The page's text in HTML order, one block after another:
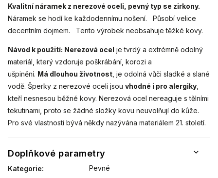
Kvalitní náramek z nerezové oceli, pevný typ se zirkony.
Náramek se hodí ke každodennímu nošení. Působí velice
decentním dojmem. Tento výrobek neobsahuje těžké kovy.
Návod k použití: Nerezová ocel je tvrdý a extrémně odolný
materiál, který vzdoruje poškrábání, korozi a
ušpinění. Má dlouhou životnost , je odolná vůči sladké a slané
vodě. Šperky z nerezové oceli jsou vhodné i pro alergiky
kteří nesnesou běžné kovy. Nerezová ocel nereaguje s tělními
tekutinami, proto se žádné složky kovu neuvolňují do kůže.
Pro své vlastnosti bývá někdy nazývána materiálem 21. století.
Doplňkové parametry
Kategorie:
Pevné